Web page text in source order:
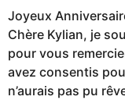
Joyeux
Chère Kylian, je
pour vous
avez consentis
n’aurais pas pu